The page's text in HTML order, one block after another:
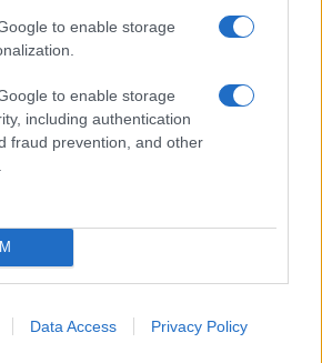
to enable storage
to enable storage
including authentication
fraud prevention, and other
Data Access Privacy Policy